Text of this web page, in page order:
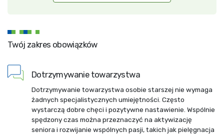
Twój zakres obowiązków
Dotrzymywanie towarzystwa
Dotrzymywanie towarzystwa osobie starszej nie wymaga
żadnych specjalistycznych umiejętności. Często
wystarczą dobre chęci i pozytywne nastawienie. Wspólnie
spędzony czas można przeznaczyć na aktywizację
seniora i rozwijanie wspólnych pasji, takich jak pielęgnacja